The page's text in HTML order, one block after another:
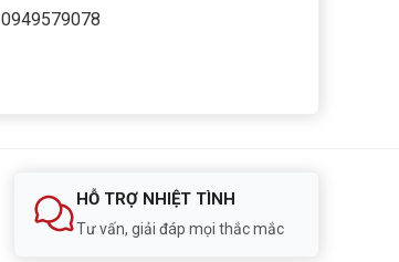
0949579078
HỖ TRỢ NHIỆT TÌNH
Tư vấn, giải đáp mọi thắc mắc